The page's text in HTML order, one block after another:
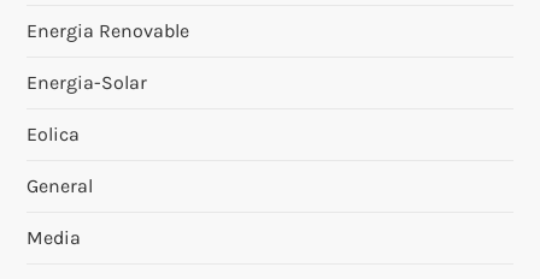
Energia Renovable
Energia-Solar
Eolica
General
Media